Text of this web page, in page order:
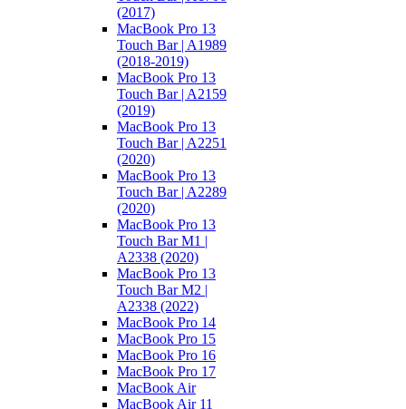
(2017)
MacBook Pro 13
Touch Bar | A1989
(2018-2019)
MacBook Pro 13
Touch Bar | A2159
(2019)
MacBook Pro 13
Touch Bar | A2251
(2020)
MacBook Pro 13
Touch Bar | A2289
(2020)
MacBook Pro 13
Touch Bar M1 |
A2338 (2020)
MacBook Pro 13
Touch Bar M2 |
A2338 (2022)
MacBook Pro 14
MacBook Pro 15
MacBook Pro 16
MacBook Pro 17
MacBook Air
MacBook Air 11